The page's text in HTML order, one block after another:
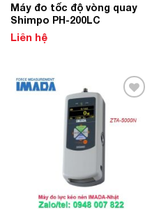
Máy đo tốc độ vòng quay
Shimpo PH-200LC
Liên hệ
Wishlist